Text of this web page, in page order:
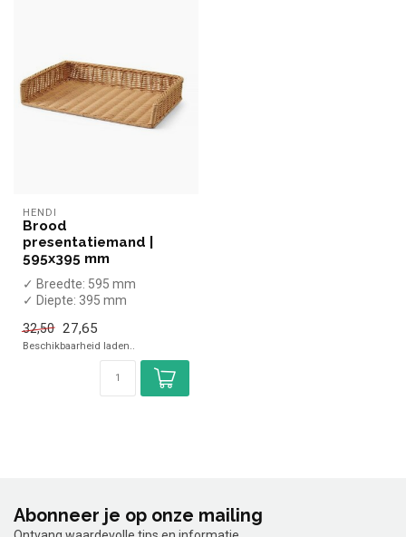
HENDI
Brood
presentatiemand |
595x395 mm
✓ Breedte: 595 mm
✓ Diepte: 395 mm
32,50 27,65
Beschikbaarheid laden..
Abonneer je op onze mailing